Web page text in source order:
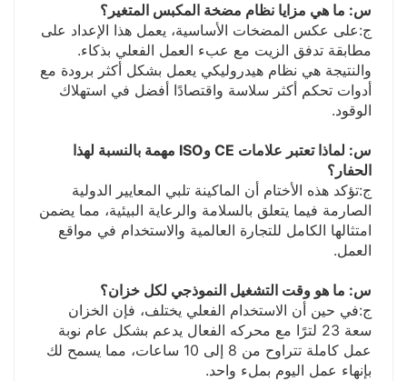
س: ما هي مزايا نظام مضخة المكبس المتغير؟
ج:على عكس المضخات الأساسية، يعمل هذا الإعداد على
مطابقة تدفق الزيت مع عبء العمل الفعلي بذكاء.
والنتيجة هي نظام هيدروليكي يعمل بشكل أكثر برودة مع
أدوات تحكم أكثر سلاسة واقتصادًا أفضل في استهلاك
الوقود.
س: لماذا تعتبر علامات CE وISO مهمة بالنسبة لهذا
الحفار؟
ج:تؤكد هذه الأختام أن الماكينة تلبي المعايير الدولية
الصارمة فيما يتعلق بالسلامة والرعاية البيئية، مما يضمن
امتثالها الكامل للتجارة العالمية والاستخدام في مواقع
العمل.
س: ما هو وقت التشغيل النموذجي لكل خزان؟
ج:في حين أن الاستخدام الفعلي يختلف، فإن الخزان
سعة 23 لترًا مع محركه الفعال يدعم بشكل عام نوبة
عمل كاملة تتراوح من 8 إلى 10 ساعات، مما يسمح لك
بإنهاء عمل اليوم بملء واحد.